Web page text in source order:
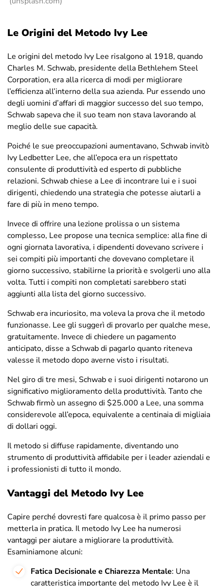
Le Origini del Metodo Ivy Lee
Le origini del metodo Ivy Lee risalgono al 1918, quando
Charles M. Schwab, presidente della Bethlehem Steel
Corporation, era alla ricerca di modi per migliorare
l’efficienza all’interno della sua azienda. Pur essendo uno
degli uomini d’affari di maggior successo del suo tempo,
Schwab sapeva che il suo team non stava lavorando al
meglio delle sue capacità.
Poiché le sue preoccupazioni aumentavano, Schwab invitò
Ivy Ledbetter Lee, che all’epoca era un rispettato
consulente di produttività ed esperto di pubbliche
relazioni. Schwab chiese a Lee di incontrare lui e i suoi
dirigenti, chiedendo una strategia che potesse aiutarli a
fare di più in meno tempo.
Invece di offrire una lezione prolissa o un sistema
complesso, Lee propose una tecnica semplice: alla fine di
ogni giornata lavorativa, i dipendenti dovevano scrivere i
sei compiti più importanti che dovevano completare il
giorno successivo, stabilirne la priorità e svolgerli uno alla
volta. Tutti i compiti non completati sarebbero stati
aggiunti alla lista del giorno successivo.
Schwab era incuriosito, ma voleva la prova che il metodo
funzionasse. Lee gli suggerì di provarlo per qualche mese,
gratuitamente. Invece di chiedere un pagamento
anticipato, disse a Schwab di pagarlo quanto riteneva
valesse il metodo dopo averne visto i risultati.
Nel giro di tre mesi, Schwab e i suoi dirigenti notarono un
significativo miglioramento della produttività. Tanto che
Schwab firmò un assegno di $25.000 a Lee, una somma
considerevole all’epoca, equivalente a centinaia di migliaia
di dollari oggi.
Il metodo si diffuse rapidamente, diventando uno
strumento di produttività affidabile per i leader aziendali e
i professionisti di tutto il mondo.
Vantaggi del Metodo Ivy Lee
Capire perché dovresti fare qualcosa è il primo passo per
metterla in pratica. Il metodo Ivy Lee ha numerosi
vantaggi per aiutare a migliorare la produttività.
Esaminiamone alcuni:
Fatica Decisionale e Chiarezza Mentale: Una
caratteristica importante del metodo Ivy Lee è il